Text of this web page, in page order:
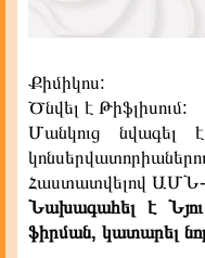
Քիմիկոս:
Ծնվել է Թիֆլիսում:
Մանկուց նվագել
Հաստատվելով ԱՄՆ-
Նախագահել է Նյու
ֆիրման, կատարել